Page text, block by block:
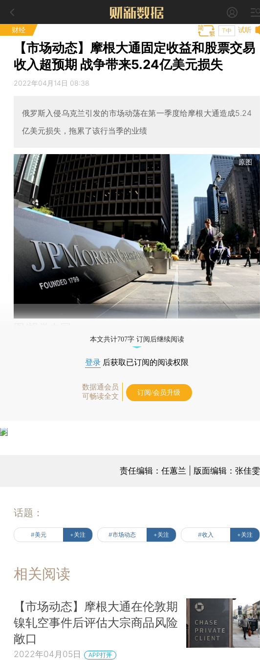
财经 试听
T中
【市场动态】摩根大通固定收益和股票交易
收入超预期 战争带来5.24亿美元损失
2022年04月14日 08:38
俄罗斯入侵乌克兰引发的市场动荡在第一季度给摩根大通造成5.24
亿美元损失，拖累了该行当季的业绩
原图
本文共计707字 订阅后继续阅读
登录 后获取已订阅的阅读权限
数据通会员
可畅读全文
订阅/会员升级
责任编辑：任蕙兰 | 版面编辑：张佳雯
话题：
#美元 +关注 #市场动态 +关注 #收入 +关注
相关阅读
【市场动态】摩根大通在伦敦期
镍轧空事件后评估大宗商品风险
敞口
2022年04月05日 APP打开